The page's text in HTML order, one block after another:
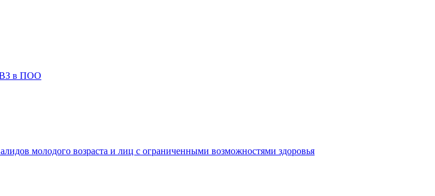
в ПОО
молодого возраста и лиц с ограниченными возможностями здоровья